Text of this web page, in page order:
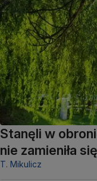
Stanęli w
nie zamieniła
T. Mikulicz